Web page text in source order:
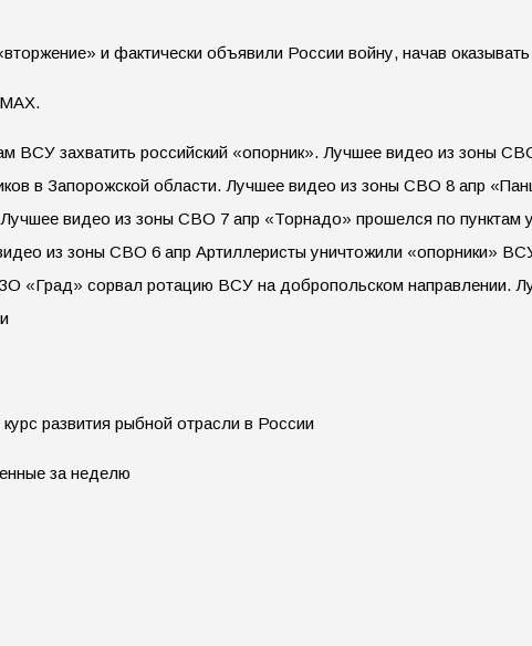
и фактически объявили России войну, начав
ВСУ захватить российский «опорник». Лучшее видео из зоны
в Запорожской области. Лучшее видео из зоны СВО 8 апр
видео из зоны СВО 7 апр «Торнадо» прошелся по
из зоны СВО 6 апр Артиллеристы уничтожили «опорники»
«Град» сорвал ротацию ВСУ на добропольском направлении.
развития рыбной отрасли в России
за неделю